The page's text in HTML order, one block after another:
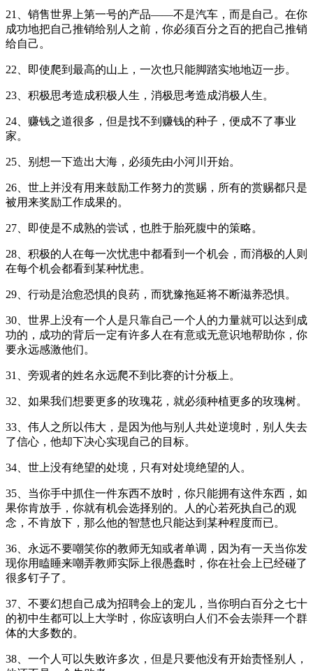
21、销售世界上第一号的产品——不是汽车，而是自己。在你
成功地把自己推销给别人之前，你必须百分之百的把自己推销
给自己。
22、即使爬到最高的山上，一次也只能脚踏实地地迈一步。
23、积极思考造成积极人生，消极思考造成消极人生。
24、赚钱之道很多，但是找不到赚钱的种子，便成不了事业
家。
25、别想一下造出大海，必须先由小河川开始。
26、世上并没有用来鼓励工作努力的赏赐，所有的赏赐都只是
被用来奖励工作成果的。
27、即使是不成熟的尝试，也胜于胎死腹中的策略。
28、积极的人在每一次忧患中都看到一个机会，而消极的人则
在每个机会都看到某种忧患。
29、行动是治愈恐惧的良药，而犹豫拖延将不断滋养恐惧。
30、世界上没有一个人是只靠自己一个人的力量就可以达到成
功的，成功的背后一定有许多人在有意或无意识地帮助你，你
要永远感激他们。
31、旁观者的姓名永远爬不到比赛的计分板上。
32、如果我们想要更多的玫瑰花，就必须种植更多的玫瑰树。
33、伟人之所以伟大，是因为他与别人共处逆境时，别人失去
了信心，他却下决心实现自己的目标。
34、世上没有绝望的处境，只有对处境绝望的人。
35、当你手中抓住一件东西不放时，你只能拥有这件东西，如
果你肯放手，你就有机会选择别的。人的心若死执自己的观
念，不肯放下，那么他的智慧也只能达到某种程度而已。
36、永远不要嘲笑你的教师无知或者单调，因为有一天当你发
现你用瞌睡来嘲弄教师实际上很愚蠢时，你在社会上已经碰了
很多钉子了。
37、不要幻想自己成为招聘会上的宠儿，当你明白百分之七十
的初中生都可以上大学时，你应该明白人们不会去崇拜一个群
体的大多数的。
38、一个人可以失败许多次，但是只要他没有开始责怪别人，